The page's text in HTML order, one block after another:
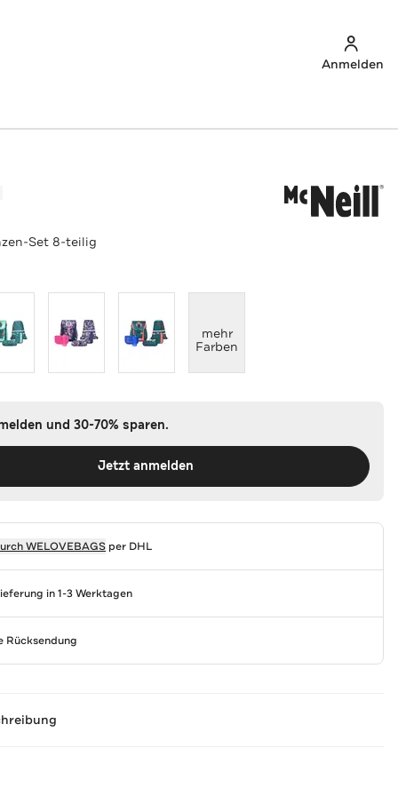
Anmelden
Set 8-teilig
mehr
Farben
und 30-70% sparen.
Jetzt anmelden
WELOVEBAGS per DHL
in 1-3 Werktagen
Rücksendung